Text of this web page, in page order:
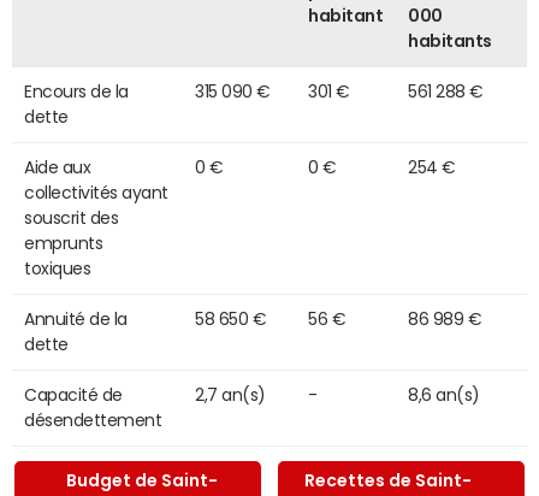
habitant
000
habitants
Encours de la
dette
315 090 € 301 € 561 288 €
Aide aux
collectivités ayant
souscrit des
emprunts
toxiques
0 € 0 € 254 €
Annuité de la
dette
58 650 € 56 € 86 989 €
Capacité de
désendettement
2,7 an(s) - 8,6 an(s)
Budget de Saint-
Recettes de Saint-